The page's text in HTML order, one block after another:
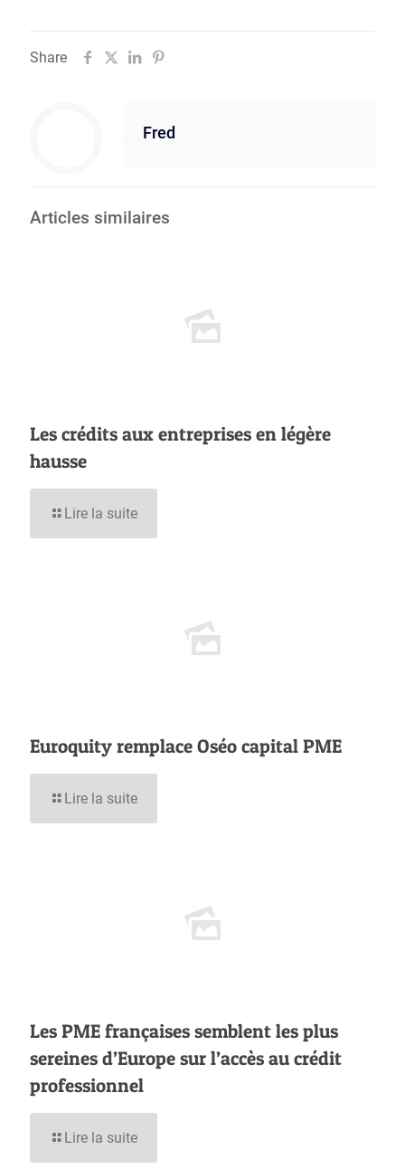
Share
Fred
Articles similaires
Les crédits aux entreprises en légère
hausse
Lire la suite
Euroquity remplace Oséo capital PME
Lire la suite
Les PME françaises semblent les plus
sereines d’Europe sur l’accès au crédit
professionnel
Lire la suite